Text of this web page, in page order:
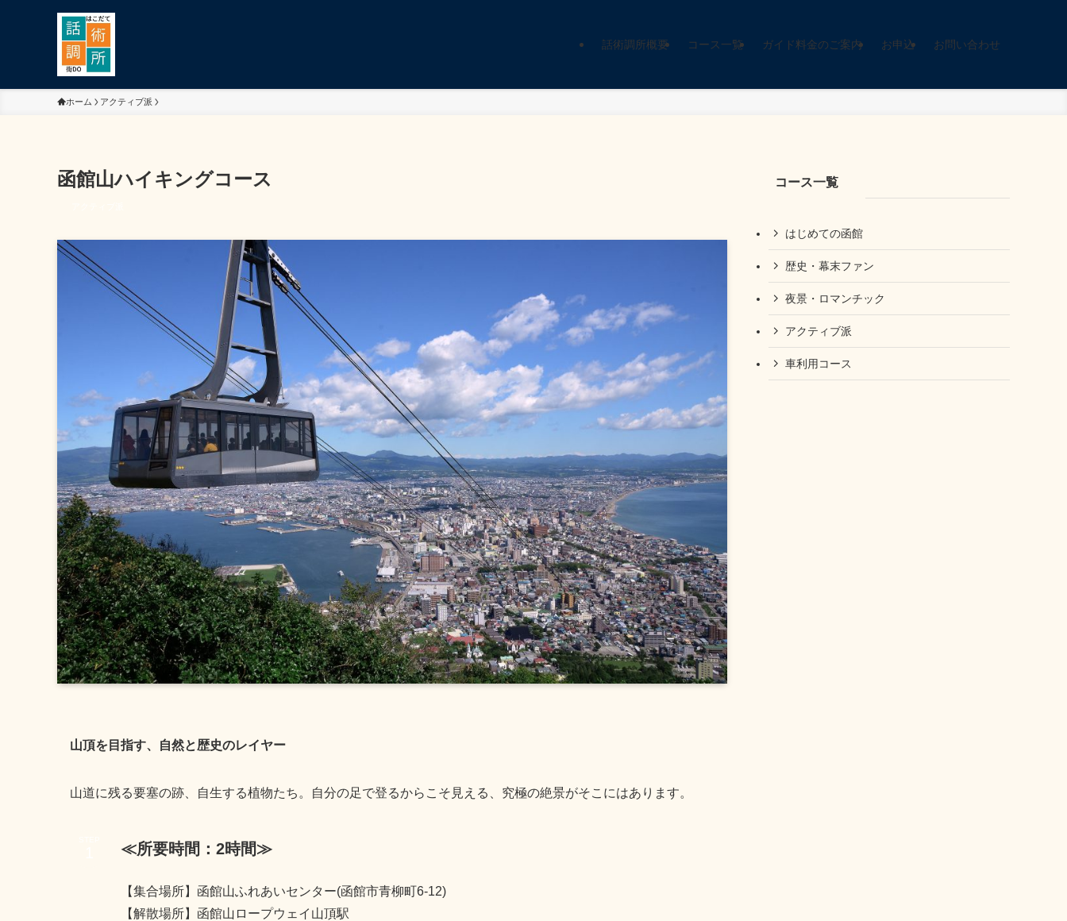
話術調所概要 コース一覧 ガイド料金のご案内 お申込 お問い合わせ
ホーム アクティブ派
函館山ハイキングコース
山頂を目指す、自然と歴史のレイヤー
山道に残る要塞の跡、自生する植物たち。自分の足で登るからこそ見える、究極の絶景がそこにはあります。
≪所要時間：2時間≫
【集合場所】函館山ふれあいセンター(函館市青柳町6-12)
【解散場所】函館山ロープウェイ山頂駅
コース一覧
はじめての函館
歴史・幕末ファン
夜景・ロマンチック
アクティブ派
車利用コース